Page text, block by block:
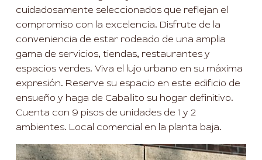
cuidadosamente seleccionados que reflejan el
compromiso con la excelencia. Disfrute de la
conveniencia de estar rodeado de una amplia
gama de servicios, tiendas, restaurantes y
espacios verdes. Viva el lujo urbano en su máxima
expresión. Reserve su espacio en este edificio de
ensueño y haga de Caballito su hogar definitivo.
Cuenta con 9 pisos de unidades de 1 y 2
ambientes. Local comercial en la planta baja.